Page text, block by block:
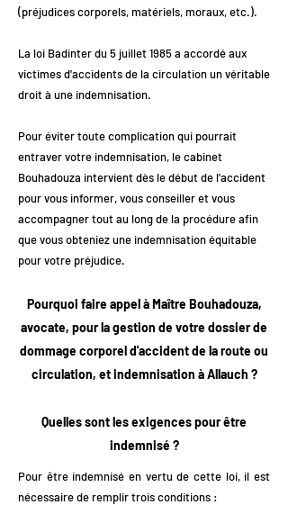
(préjudices corporels, matériels, moraux, etc.).
La loi Badinter du 5 juillet 1985 a accordé aux
victimes d'accidents de la circulation un véritable
droit à une indemnisation.
Pour éviter toute complication qui pourrait
entraver votre indemnisation, le cabinet
Bouhadouza intervient dès le début de l'accident
pour vous informer, vous conseiller et vous
accompagner tout au long de la procédure afin
que vous obteniez une indemnisation équitable
pour votre préjudice.
Pourquoi faire appel à Maître Bouhadouza,
avocate, pour la gestion de votre dossier de
dommage corporel d'accident de la route ou
circulation, et indemnisation à Allauch ?
Quelles sont les exigences pour être
indemnisé ?
Pour être indemnisé en vertu de cette loi, il est
nécessaire de remplir trois conditions :